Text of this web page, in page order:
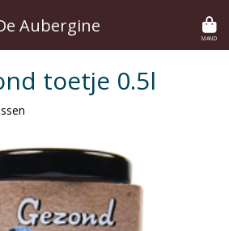
Aubergine
MAND
toetje 0.5l